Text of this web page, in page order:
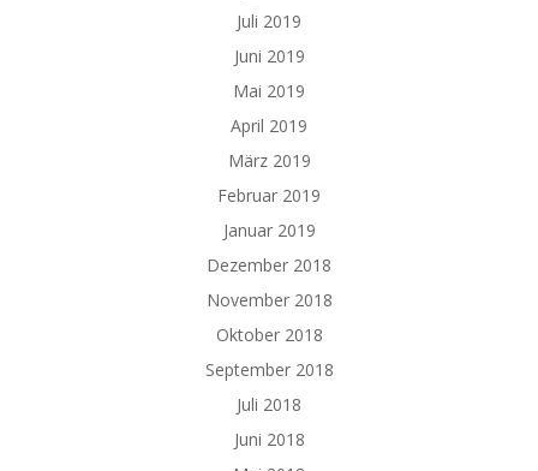
Juli 2019
Juni 2019
Mai 2019
April 2019
März 2019
Februar 2019
Januar 2019
Dezember 2018
November 2018
Oktober 2018
September 2018
Juli 2018
Juni 2018